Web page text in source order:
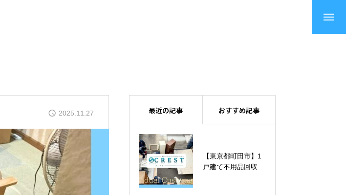
2025.11.27 最近の記事 おすすめ記事
【東京都町田市】1
戸建て不用品回収
【神奈川県相模原
市】1戸建てキッチ